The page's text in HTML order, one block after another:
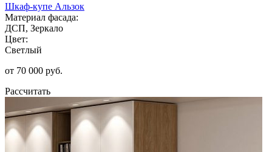
Шкаф-купе Альзок
Материал фасада:
ДСП, Зеркало
Цвет:
Светлый
от 70 000 руб.
Рассчитать